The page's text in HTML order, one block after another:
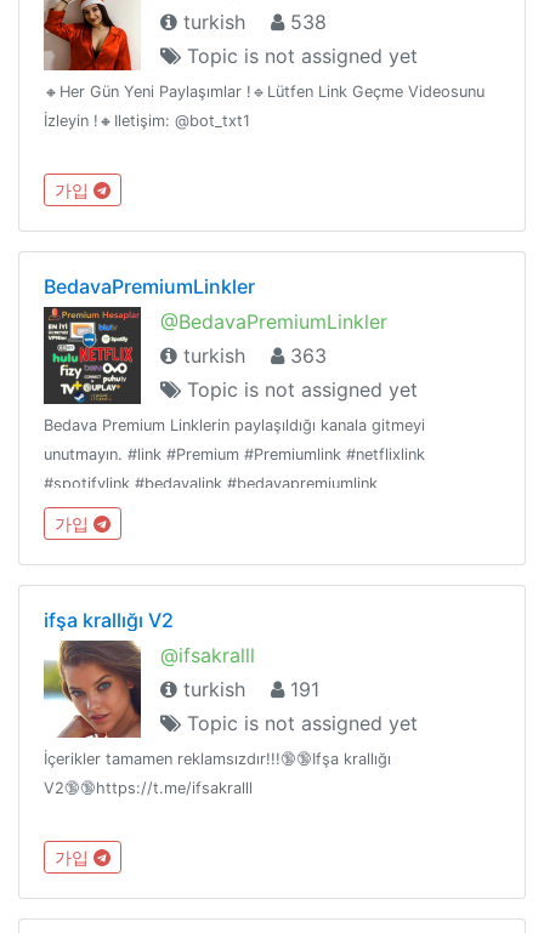
turkish
538
Topic is not assigned yet
🔸Her Gün Yeni Paylaşımlar !🔹Lütfen Link Geçme Videosunu
İzleyin !🔸️Iletişim: @bot_txt1
가입
BedavaPremiumLinkler
@BedavaPremiumLinkler
turkish
363
Topic is not assigned yet
Bedava Premium Linklerin paylaşıldığı kanala gitmeyi
unutmayın. #link #Premium #Premiumlink #netflixlink
#spotifylink #bedavalink #bedavapremiumlink
#ücretsizpremiumhesap #premiumhesap #ücretsizhesap
가입
ifşa krallığı V2
@ifsakralll
turkish
191
Topic is not assigned yet
İçerikler tamamen reklamsızdır!!!🔞🔞Ifşa krallığı
V2🔞🔞https://t.me/ifsakralll
가입